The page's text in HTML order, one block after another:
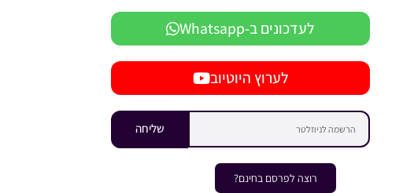
רוצה לפרסם בחינם?
לעדכונים ב-Whatsapp
לערוץ היוטיוב
שליחה